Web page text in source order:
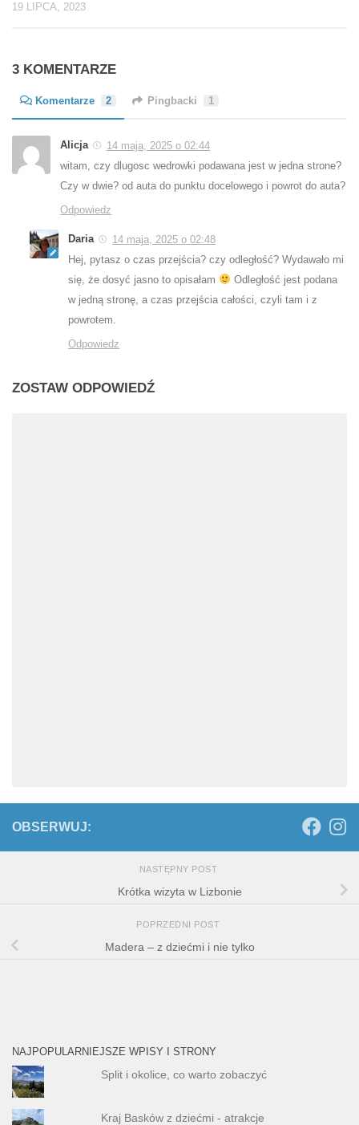
19 LIPCA, 2023
3 KOMENTARZE
Komentarze 2 Pingbacki 1
Alicja
14 maja, 2025 o 02:44
witam, czy dlugosc wedrowki podawana jest w jedna strone?
Czy w dwie? od auta do punktu docelowego i powrot do auta?
Odpowiedz
Daria
14 maja, 2025 o 02:48
Hej, pytasz o czas przejścia? czy odległość? Wydawało mi
się, że dosyć jasno to opisałam
Odległość jest podana
w jedną stronę, a czas przejścia całości, czyli tam i z
powrotem.
Odpowiedz
ZOSTAW ODPOWIEDŹ
OBSERWUJ:
NASTĘPNY POST
Krótka wizyta w Lizbonie
POPRZEDNI POST
Madera – z dziećmi i nie tylko
NAJPOPULARNIEJSZE WPISY I STRONY
Split i okolice, co warto zobaczyć
Kraj Basków z dziećmi - atrakcje